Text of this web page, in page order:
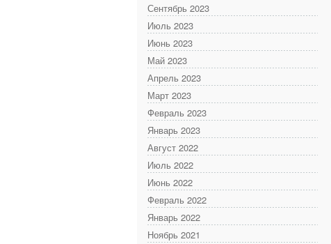
Сентябрь 2023
Июль 2023
Июнь 2023
Май 2023
Апрель 2023
Март 2023
Февраль 2023
Январь 2023
Август 2022
Июль 2022
Июнь 2022
Февраль 2022
Январь 2022
Ноябрь 2021